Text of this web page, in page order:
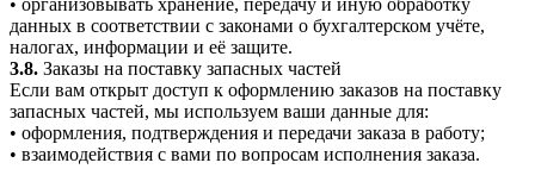
• организовывать хранение, передачу и иную обработку
данных в соответствии с законами о бухгалтерском учёте,
налогах, информации и её защите.
3.8. Заказы на поставку запасных частей
Если вам открыт доступ к оформлению заказов на поставку
запасных частей, мы используем ваши данные для:
• оформления, подтверждения и передачи заказа в работу;
• взаимодействия с вами по вопросам исполнения заказа.